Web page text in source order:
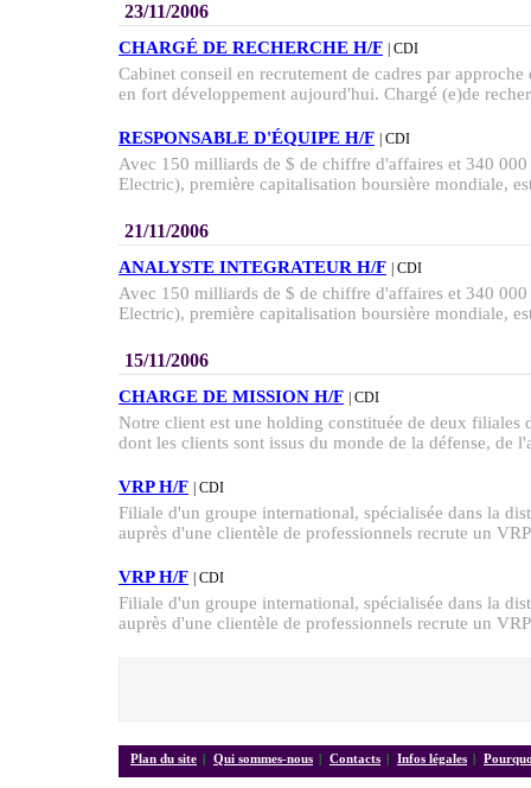
23/11/2006
CHARGÉ DE RECHERCHE H/F | CDI
Cabinet conseil en recrutement de cadres par
en fort développement aujourd'hui. Chargé (e)de
RESPONSABLE D'ÉQUIPE H/F | CDI
Avec 150 milliards de $ de chiffre d'affaires et 340
Electric), première capitalisation boursière mondiale,
21/11/2006
ANALYSTE INTEGRATEUR H/F | CDI
Avec 150 milliards de $ de chiffre d'affaires et 340
Electric), première capitalisation boursière mondiale,
15/11/2006
CHARGE DE MISSION H/F | CDI
Notre client est une holding constituée de deux filiales
dont les clients sont issus du monde de la défense, de
VRP H/F | CDI
Filiale d'un groupe international, spécialisée dans la
auprès d'une clientèle de professionnels recrute un
VRP H/F | CDI
Filiale d'un groupe international, spécialisée dans la
auprès d'une clientèle de professionnels recrute un
Plan du site | Qui sommes-nous | Contacts | Infos légales |